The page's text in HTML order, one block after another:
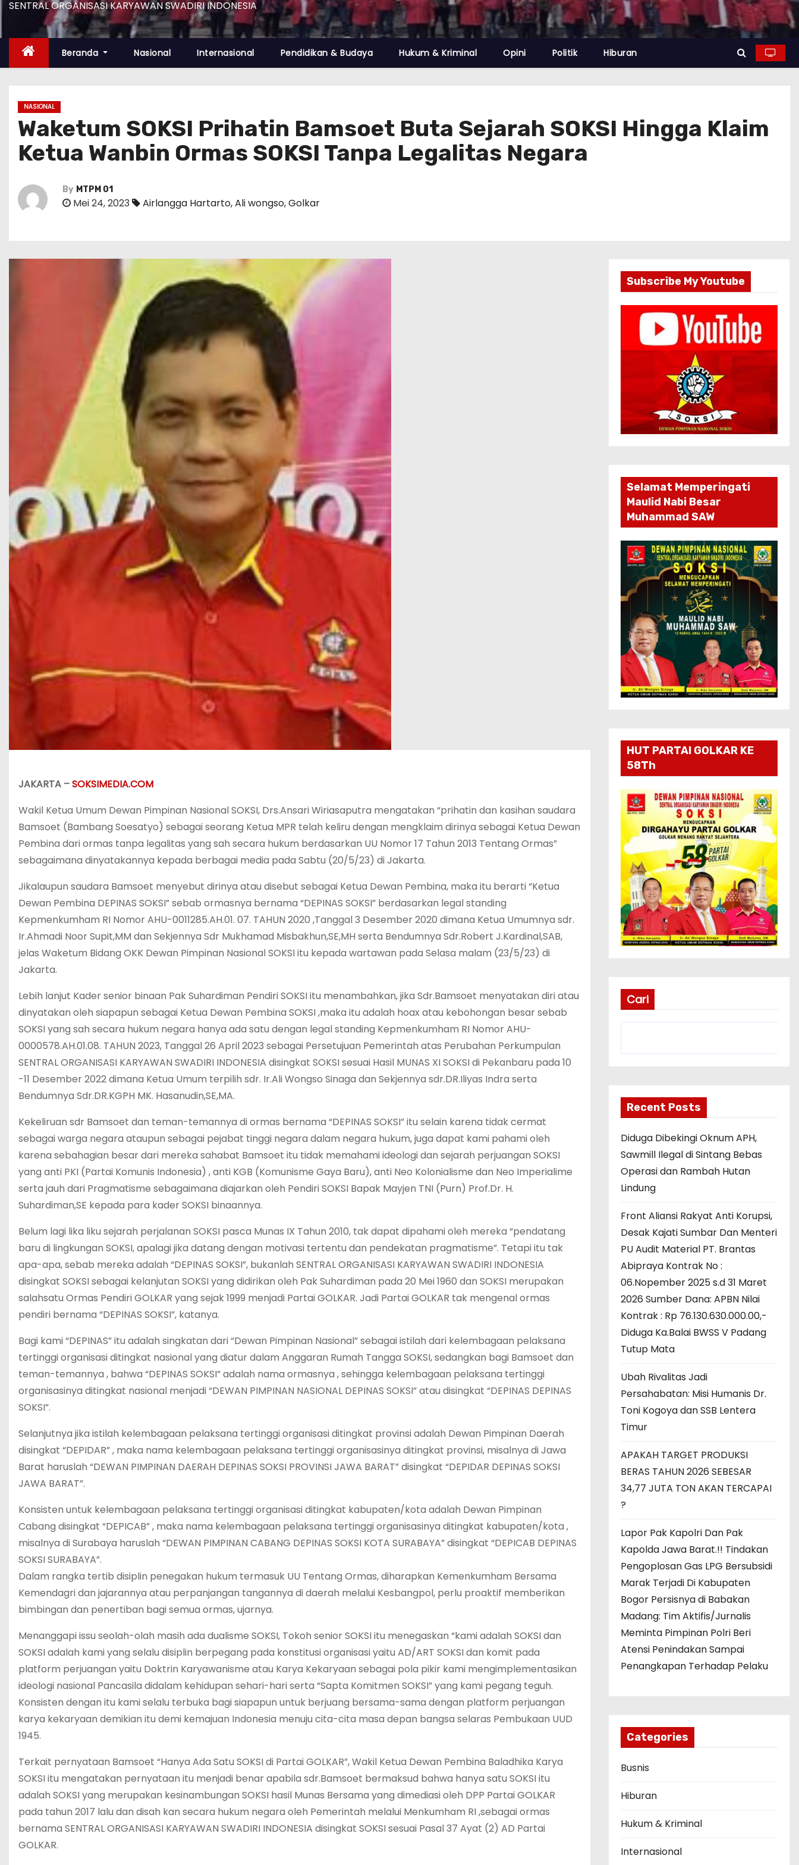
SENTRAL ORGANISASI KARYAWAN SWADIRI INDONESIA
Beranda Nasional Internasional Pendidikan & Budaya Hukum & Kriminal Opini Politik Hiburan
NASIONAL
Waketum SOKSI Prihatin Bamsoet Buta Sejarah SOKSI Hingga Klaim
Ketua Wanbin Ormas SOKSI Tanpa Legalitas Negara
By MTPM 01
Mei 24, 2023 Airlangga Hartarto,Ali wongso,Golkar
JAKARTA –SOKSIMEDIA.COM
Wakil Ketua Umum Dewan Pimpinan Nasional SOKSI, Drs.Ansari Wiriasaputra mengatakan “prihatin dan kasihan saudara
Bamsoet (Bambang Soesatyo) sebagai seorang Ketua MPR telah keliru dengan mengklaim dirinya sebagai Ketua Dewan
Pembina dari ormas tanpa legalitas yang sah secara hukum berdasarkan UU Nomor 17 Tahun 2013 Tentang Ormas”
sebagaimana dinyatakannya kepada berbagai media pada Sabtu (20/5/23) di Jakarta.
Jikalaupun saudara Bamsoet menyebut dirinya atau disebut sebagai Ketua Dewan Pembina, maka itu berarti “Ketua
Dewan Pembina DEPINAS SOKSI” sebab ormasnya bernama “DEPINAS SOKSI” berdasarkan legal standing
Kepmenkumham RI Nomor AHU-0011285.AH.01. 07. TAHUN 2020 ,Tanggal 3 Desember 2020 dimana Ketua Umumnya sdr.
Ir.Ahmadi Noor Supit,MM dan Sekjennya Sdr Mukhamad Misbakhun,SE,MH serta Bendumnya Sdr.Robert J.Kardinal,SAB,
jelas Waketum Bidang OKK Dewan Pimpinan Nasional SOKSI itu kepada wartawan pada Selasa malam (23/5/23) di
Jakarta.
Lebih lanjut Kader senior binaan Pak Suhardiman Pendiri SOKSI itu menambahkan, jika Sdr.Bamsoet menyatakan diri atau
dinyatakan oleh siapapun sebagai Ketua Dewan Pembina SOKSI ,maka itu adalah hoax atau kebohongan besar sebab
SOKSI yang sah secara hukum negara hanya ada satu dengan legal standing Kepmenkumham RI Nomor AHU-
0000578.AH.01.08. TAHUN 2023, Tanggal 26 April 2023 sebagai Persetujuan Pemerintah atas Perubahan Perkumpulan
SENTRAL ORGANISASI KARYAWAN SWADIRI INDONESIA disingkat SOKSI sesuai Hasil MUNAS XI SOKSI di Pekanbaru pada 10
-11 Desember 2022 dimana Ketua Umum terpilih sdr. Ir.Ali Wongso Sinaga dan Sekjennya sdr.DR.Iliyas Indra serta
Bendumnya Sdr.DR.KGPH MK. Hasanudin,SE,MA.
Kekeliruan sdr Bamsoet dan teman-temannya di ormas bernama “DEPINAS SOKSI” itu selain karena tidak cermat
sebagai warga negara ataupun sebagai pejabat tinggi negara dalam negara hukum, juga dapat kami pahami oleh
karena sebahagian besar dari mereka sahabat Bamsoet itu tidak memahami ideologi dan sejarah perjuangan SOKSI
yang anti PKI (Partai Komunis Indonesia) , anti KGB (Komunisme Gaya Baru), anti Neo Kolonialisme dan Neo Imperialime
serta jauh dari Pragmatisme sebagaimana diajarkan oleh Pendiri SOKSI Bapak Mayjen TNI (Purn) Prof.Dr. H.
Suhardiman,SE kepada para kader SOKSI binaannya.
Belum lagi lika liku sejarah perjalanan SOKSI pasca Munas IX Tahun 2010, tak dapat dipahami oleh mereka “pendatang
baru di lingkungan SOKSI, apalagi jika datang dengan motivasi tertentu dan pendekatan pragmatisme”. Tetapi itu tak
apa-apa, sebab mereka adalah “DEPINAS SOKSI”, bukanlah SENTRAL ORGANISASI KARYAWAN SWADIRI INDONESIA
disingkat SOKSI sebagai kelanjutan SOKSI yang didirikan oleh Pak Suhardiman pada 20 Mei 1960 dan SOKSI merupakan
salahsatu Ormas Pendiri GOLKAR yang sejak 1999 menjadi Partai GOLKAR. Jadi Partai GOLKAR tak mengenal ormas
pendiri bernama “DEPINAS SOKSI”, katanya.
Bagi kami “DEPINAS” itu adalah singkatan dari “Dewan Pimpinan Nasional” sebagai istilah dari kelembagaan pelaksana
tertinggi organisasi ditingkat nasional yang diatur dalam Anggaran Rumah Tangga SOKSI, sedangkan bagi Bamsoet dan
teman-temannya , bahwa “DEPINAS SOKSI” adalah nama ormasnya , sehingga kelembagaan pelaksana tertinggi
organisasinya ditingkat nasional menjadi “DEWAN PIMPINAN NASIONAL DEPINAS SOKSI” atau disingkat “DEPINAS DEPINAS
SOKSI”.
Selanjutnya jika istilah kelembagaan pelaksana tertinggi organisasi ditingkat provinsi adalah Dewan Pimpinan Daerah
disingkat “DEPIDAR” , maka nama kelembagaan pelaksana tertinggi organisasinya ditingkat provinsi, misalnya di Jawa
Barat haruslah “DEWAN PIMPINAN DAERAH DEPINAS SOKSI PROVINSI JAWA BARAT” disingkat “DEPIDAR DEPINAS SOKSI
JAWA BARAT”.
Konsisten untuk kelembagaan pelaksana tertinggi organisasi ditingkat kabupaten/kota adalah Dewan Pimpinan
Cabang disingkat “DEPICAB” , maka nama kelembagaan pelaksana tertinggi organisasinya ditingkat kabupaten/kota ,
misalnya di Surabaya haruslah “DEWAN PIMPINAN CABANG DEPINAS SOKSI KOTA SURABAYA” disingkat “DEPICAB DEPINAS
SOKSI SURABAYA”.
Dalam rangka tertib disiplin penegakan hukum termasuk UU Tentang Ormas, diharapkan Kemenkumham Bersama
Kemendagri dan jajarannya atau perpanjangan tangannya di daerah melalui Kesbangpol, perlu proaktif memberikan
bimbingan dan penertiban bagi semua ormas, ujarnya.
Menanggapi issu seolah-olah masih ada dualisme SOKSI, Tokoh senior SOKSI itu menegaskan “kami adalah SOKSI dan
SOKSI adalah kami yang selalu disiplin berpegang pada konstitusi organisasi yaitu AD/ART SOKSI dan komit pada
platform perjuangan yaitu Doktrin Karyawanisme atau Karya Kekaryaan sebagai pola pikir kami mengimplementasikan
ideologi nasional Pancasila didalam kehidupan sehari-hari serta “Sapta Komitmen SOKSI” yang kami pegang teguh.
Konsisten dengan itu kami selalu terbuka bagi siapapun untuk berjuang bersama-sama dengan platform perjuangan
karya kekaryaan demikian itu demi kemajuan Indonesia menuju cita-cita masa depan bangsa selaras Pembukaan UUD
1945.
Terkait pernyataan Bamsoet “Hanya Ada Satu SOKSI di Partai GOLKAR”, Wakil Ketua Dewan Pembina Baladhika Karya
SOKSI itu mengatakan pernyataan itu menjadi benar apabila sdr.Bamsoet bermaksud bahwa hanya satu SOKSI itu
adalah SOKSI yang merupakan kesinambungan SOKSI hasil Munas Bersama yang dimediasi oleh DPP Partai GOLKAR
pada tahun 2017 lalu dan disah kan secara hukum negara oleh Pemerintah melalui Menkumham RI ,sebagai ormas
bernama SENTRAL ORGANISASI KARYAWAN SWADIRI INDONESIA disingkat SOKSI sesuai Pasal 37 Ayat (2) AD Partai
GOLKAR.
Subscribe My Youtube
Selamat Memperingati
Maulid Nabi Besar
Muhammad SAW
HUT PARTAI GOLKAR KE
58Th
Cari
Recent Posts
Diduga Dibekingi Oknum APH,
Sawmill Ilegal di Sintang Bebas
Operasi dan Rambah Hutan
Lindung
Front Aliansi Rakyat Anti Korupsi,
Desak Kajati Sumbar Dan Menteri
PU Audit Material PT. Brantas
Abipraya Kontrak No :
06.Nopember 2025 s.d 31 Maret
2026 Sumber Dana: APBN Nilai
Kontrak : Rp 76.130.630.000.00,-
Diduga Ka.Balai BWSS V Padang
Tutup Mata
Ubah Rivalitas Jadi
Persahabatan: Misi Humanis Dr.
Toni Kogoya dan SSB Lentera
Timur
APAKAH TARGET PRODUKSI
BERAS TAHUN 2026 SEBESAR
34,77 JUTA TON AKAN TERCAPAI
?
Lapor Pak Kapolri Dan Pak
Kapolda Jawa Barat.!! Tindakan
Pengoplosan Gas LPG Bersubsidi
Marak Terjadi Di Kabupaten
Bogor Persisnya di Babakan
Madang: Tim Aktifis/Jurnalis
Meminta Pimpinan Polri Beri
Atensi Penindakan Sampai
Penangkapan Terhadap Pelaku
Categories
Busnis
Hiburan
Hukum & Kriminal
Internasional